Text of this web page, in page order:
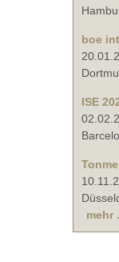
boe
ISE
mehr